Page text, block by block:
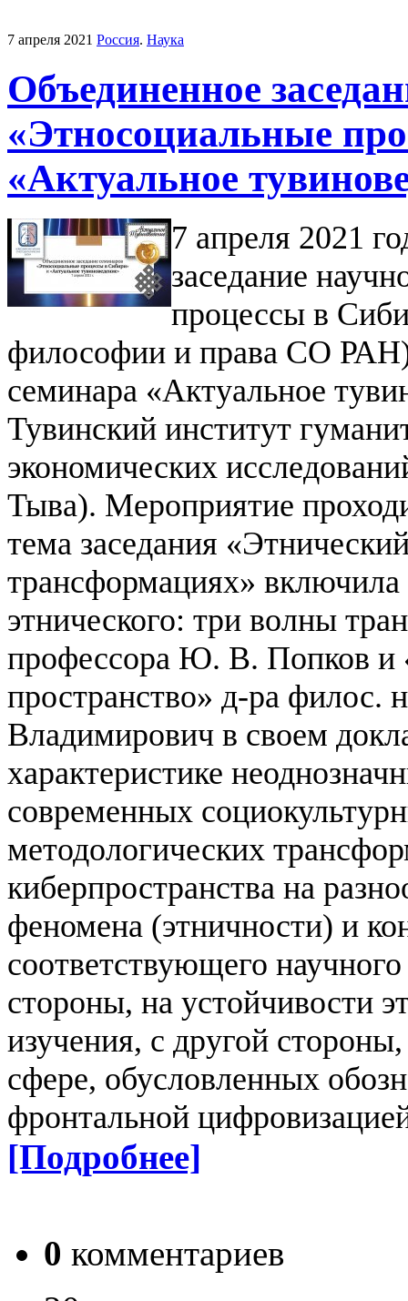
7 апреля 2021 Россия. Наука
Объединенное
«Этносоциальные
«Актуальное
7 апреля 2021
заседание
процессы в
философии и права СО РАН)
семинара «Актуальное
Тувинский институт
экономических
Тыва). Мероприятие
тема заседания
трансформациях»
этнического: три волны
профессора Ю. В. Попков и
пространство» д-ра
Владимирович в своем
характеристике
современных
методологических
киберпространства на
феномена (этничности) и
соответствующего
стороны, на устойчивости
изучения, с другой
сфере, обусловленных
фронтальной
[Подробнее]
0 комментариев